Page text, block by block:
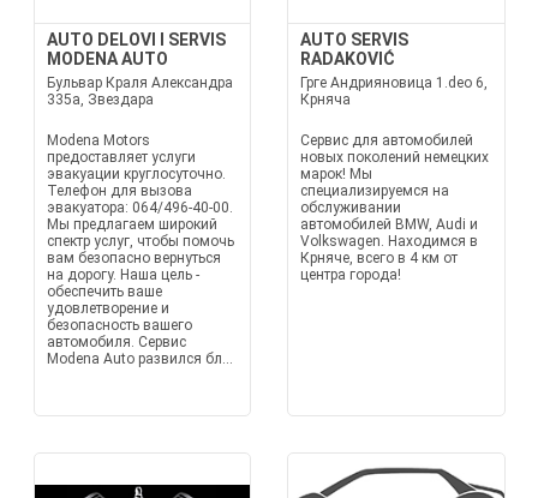
AUTO DELOVI I SERVIS
MODENA AUTO
Бульвар Краля Александра
335а, Звездара
Modena Motors
предоставляет услуги
эвакуации круглосуточно.
Телефон для вызова
эвакуатора: 064/496-40-00.
Мы предлагаем широкий
спектр услуг, чтобы помочь
вам безопасно вернуться
на дорогу. Наша цель -
обеспечить ваше
удовлетворение и
безопасность вашего
автомобиля. Сервис
Modena Auto развился бл...
AUTO SERVIS
RADAKOVIĆ
Грге Андрияновица 1.deo 6,
Крняча
Сервис для автомобилей
новых поколений немецких
марок! Мы
специализируемся на
обслуживании
автомобилей BMW, Audi и
Volkswagen. Находимся в
Крняче, всего в 4 км от
центра города!